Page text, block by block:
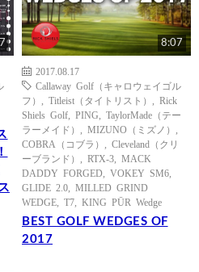
8:07
2017.08.17
Callaway Golf（キャロウェイゴル
フ）
Titleist（タイトリスト）
Rick
Shiels Golf
PING
TaylorMade（テー
ラーメイド）
MIZUNO（ミズノ）
COBRA（コブラ）
Cleveland（クリ
ーブランド）
RTX-3
MACK
DADDY FORGED
VOKEY SM6
GLIDE 2.0
MILLED GRIND
WEDGE
T7 KING PŪR Wedge
BEST GOLF WEDGES OF
2017